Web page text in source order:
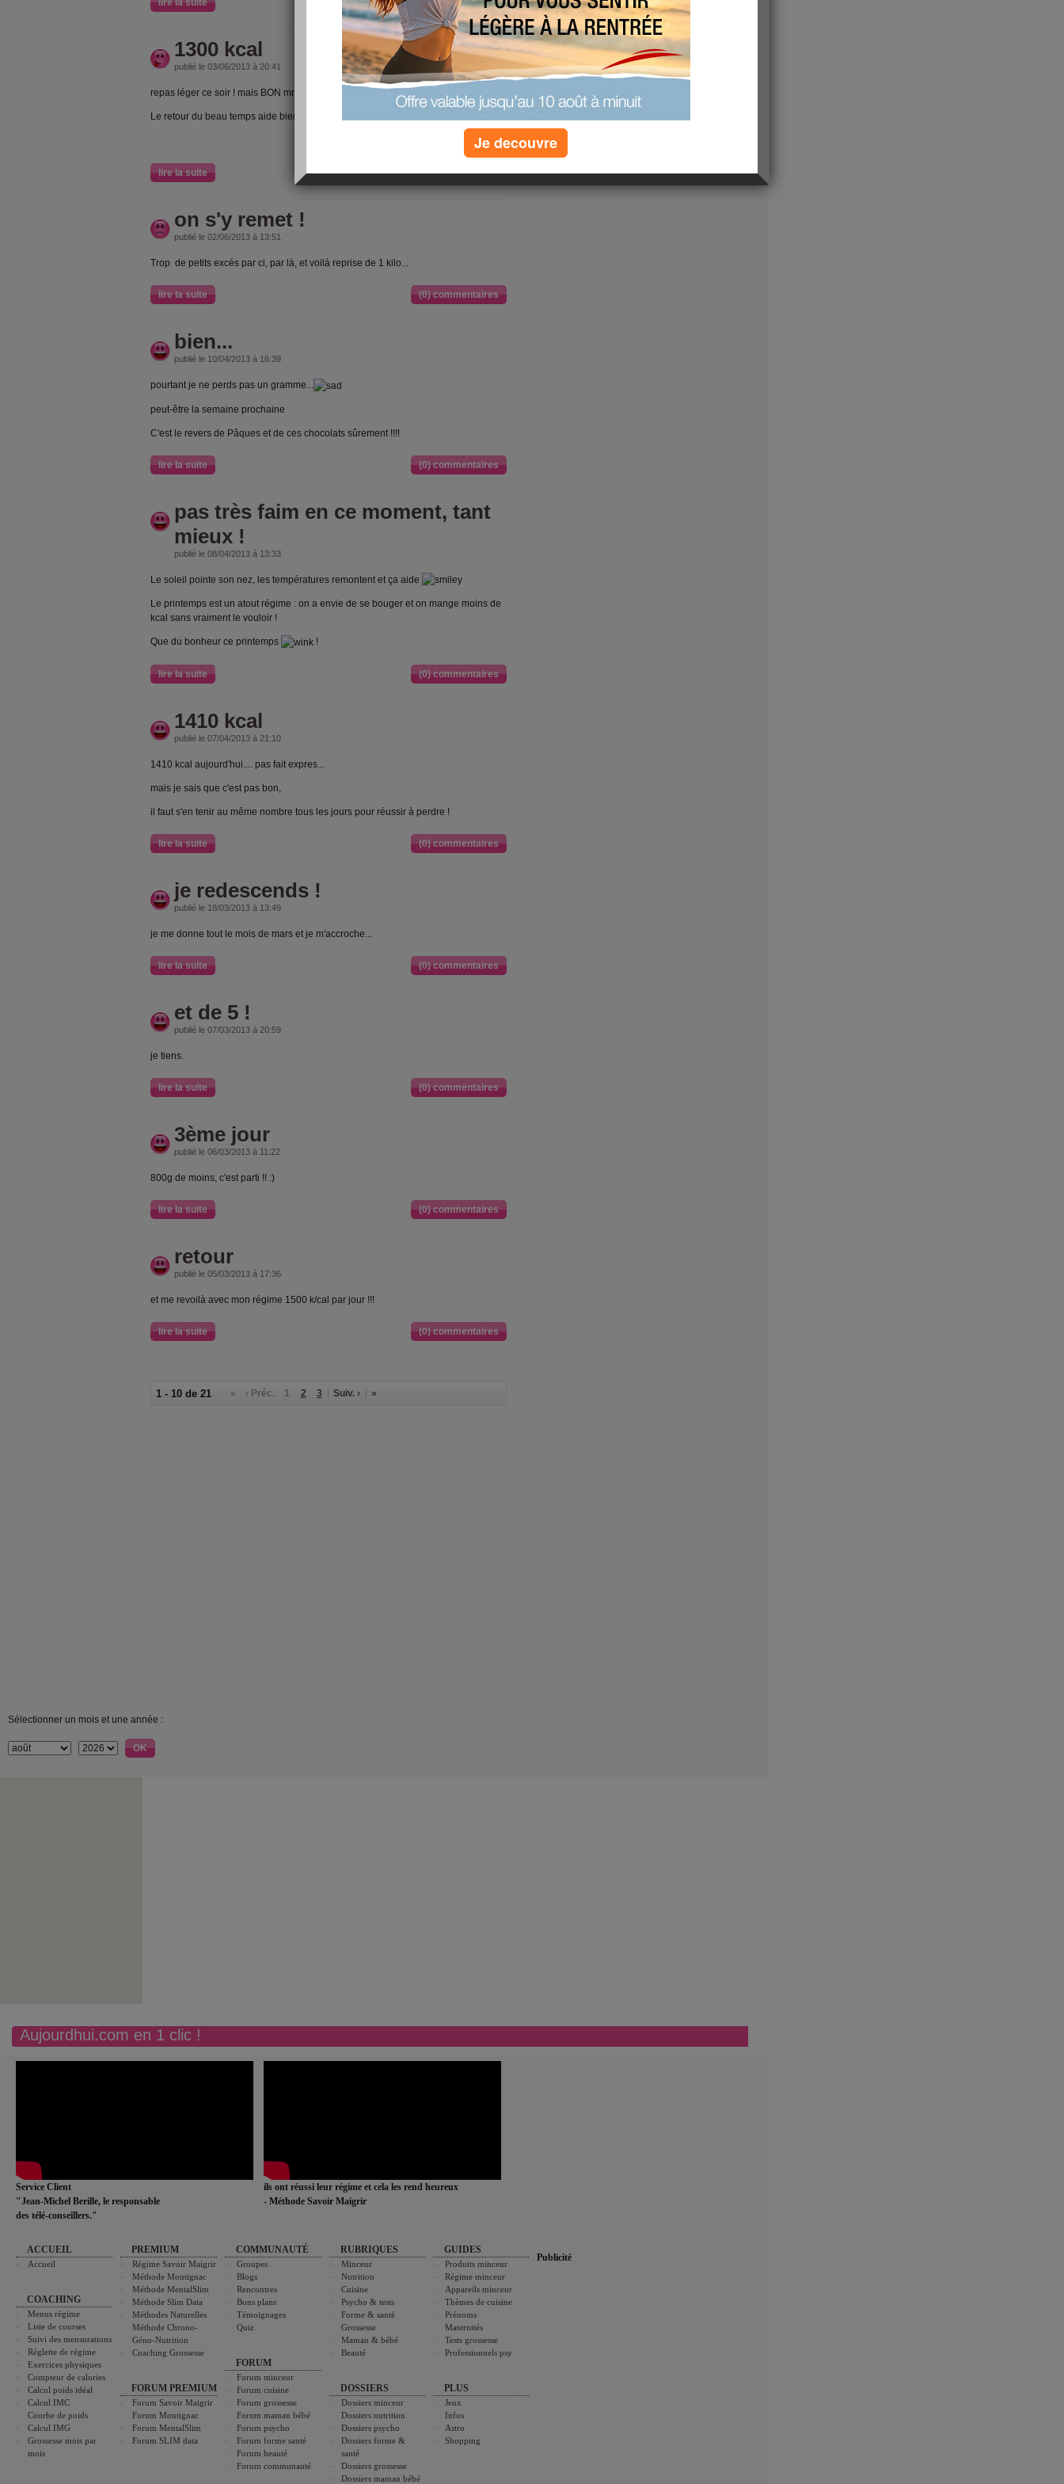
lire la suite (0) commentaires
1300 kcal
publié le 03/06/2013 à 20:41
repas léger ce soir ! mais BON mmmmm
Le retour du beau temps aide bien
lire la suite (0) commentaires
on s'y remet !
publié le 02/06/2013 à 13:51
Trop de petits excés par ci, par là, et voilà reprise de 1 kilo...
lire la suite (0) commentaires
bien...
publié le 10/04/2013 à 16:39
pourtant je ne perds pas un gramme...
peut-être la semaine prochaine
C'est le revers de Pâques et de ces chocolats sûrement !!!!
lire la suite (0) commentaires
pas très faim en ce moment, tant
mieux !
publié le 08/04/2013 à 13:33
Le soleil pointe son nez, les températures remontent et ça aide
Le printemps est un atout régime : on a envie de se bouger et on mange moins de
kcal sans vraiment le vouloir !
Que du bonheur ce printemps !
lire la suite (0) commentaires
1410 kcal
publié le 07/04/2013 à 21:10
1410 kcal aujourd'hui.... pas fait expres...
mais je sais que c'est pas bon,
il faut s'en tenir au même nombre tous les jours pour réussir à perdre !
lire la suite (0) commentaires
je redescends !
publié le 18/03/2013 à 13:49
je me donne tout le mois de mars et je m'accroche...
lire la suite (0) commentaires
et de 5 !
publié le 07/03/2013 à 20:59
je tiens.
lire la suite (0) commentaires
3ème jour
publié le 06/03/2013 à 11:22
800g de moins, c'est parti !! :)
lire la suite (0) commentaires
retour
publié le 05/03/2013 à 17:36
et me revoilà avec mon régime 1500 k/cal par jour !!!
lire la suite (0) commentaires
1 - 10 de 21 « ‹ Préc. 1 2 3 Suiv. › »
Sélectionner un mois et une année :
Aujourdhui.com en 1 clic !
Service Client
"Jean-Michel Berille, le responsable
des télé-conseillers."
ils ont réussi leur régime et cela les rend heureux
- Méthode Savoir Maigrir
ACCUEIL
Accueil
COACHING
Menus régime
Liste de courses
Suivi des mensurations
Réglette de régime
Exercices physiques
Compteur de calories
Calcul poids idéal
Calcul IMC
Courbe de poids
Calcul IMG
Grossesse mois par
mois
PREMIUM
Régime Savoir Maigrir
Méthode Montignac
Méthode MentalSlim
Méthode Slim Data
Méthodes Naturelles
Méthode Chrono-
Géno-Nutrition
Coaching Grossesse
FORUM PREMIUM
Forum Savoir Maigrir
Forum Montignac
Forum MentalSlim
Forum SLIM data
COMMUNAUTÉ
Groupes
Blogs
Rencontres
Bons plans
Témoignages
Quiz
FORUM
Forum minceur
Forum cuisine
Forum grossesse
Forum maman bébé
Forum psycho
Forum forme santé
Forum beauté
Forum communauté
RUBRIQUES
Minceur
Nutrition
Cuisine
Psycho & tests
Forme & santé
Grossesse
Maman & bébé
Beauté
DOSSIERS
Dossiers minceur
Dossiers nutrition
Dossiers psycho
Dossiers forme &
santé
Dossiers grossesse
Dossiers maman bébé
GUIDES
Produits minceur
Régime minceur
Appareils minceur
Thèmes de cuisine
Prénoms
Maternités
Tests grossesse
Professionnels psy
PLUS
Jeux
Infos
Astro
Shopping
Publicité
Je decouvre